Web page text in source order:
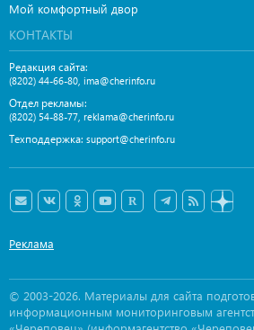
Мой комфортный двор
КОНТАКТЫ
Редакция сайта:
(8202) 44-66-80, ima@cherinfo.ru
Отдел рекламы:
(8202) 54-88-77, reklama@cherinfo.ru
Техподдержка: support@cherinfo.ru
Реклама
© 2003-2026. Материалы для сайта
информационным мониторинговым